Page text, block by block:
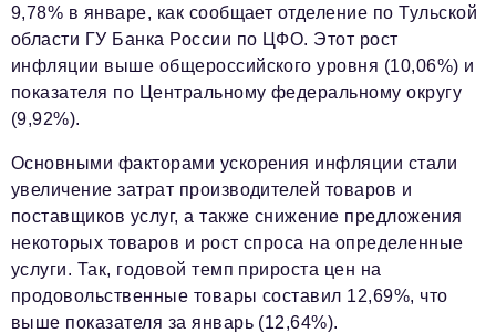
partner@business-magazine.online
9,78% в январе, как сообщает отделение по Тульской
области ГУ Банка России по ЦФО. Этот рост
инфляции выше общероссийского уровня (10,06%) и
показателя по Центральному федеральному округу
(9,92%).
Основными факторами ускорения инфляции стали
увеличение затрат производителей товаров и
поставщиков услуг, а также снижение предложения
некоторых товаров и рост спроса на определенные
услуги. Так, годовой темп прироста цен на
продовольственные товары составил 12,69%, что
выше показателя за январь (12,64%).